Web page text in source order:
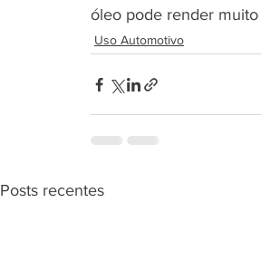
óleo pode render
Uso Automotivo
Posts recentes